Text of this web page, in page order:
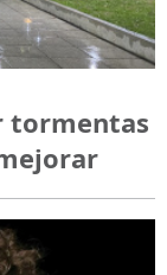
tormentas